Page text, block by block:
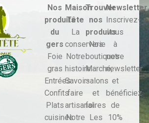
Nos
produits
du
gers
Foie
gras
Entrées
Confits
Plats
cuisinés
Maison
Tête
La
conserverie
Notre
histoire
Savoir-
faire
artisanal
Notre
Trouver
nos
produits
Nos
boutiques
Marché,
salons
et
foires
Les
Newsletter
Inscrivez-
vous
à
notre
newsletter
et
bénéficiez
de
10%